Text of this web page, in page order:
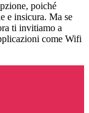
poiché
e insicura. Ma se
ti invitiamo a
come Wifi